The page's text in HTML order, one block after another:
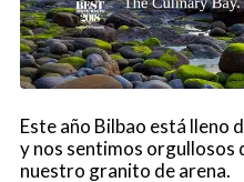
Este año Bilbao está lleno
y nos sentimos orgullosos
nuestro granito de arena.